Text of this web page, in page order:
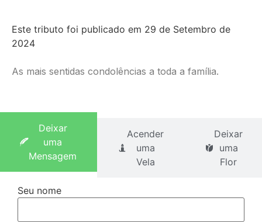
Este tributo foi publicado em 29 de Setembro de
2024
As mais sentidas condolências a toda a família.
Deixar
uma
Mensagem
Acender
uma
Vela
Deixar
uma
Flor
Seu nome